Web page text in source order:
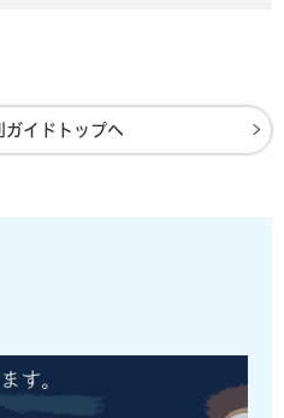
ガイドトップへ